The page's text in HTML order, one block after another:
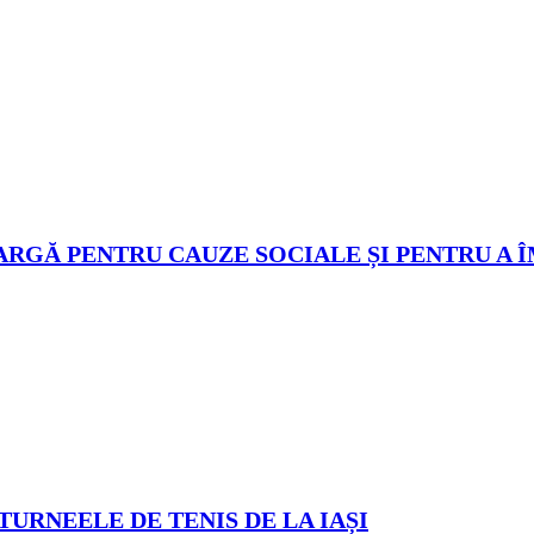
PENTRU CAUZE SOCIALE ȘI PENTRU
DE TENIS DE LA IAȘI